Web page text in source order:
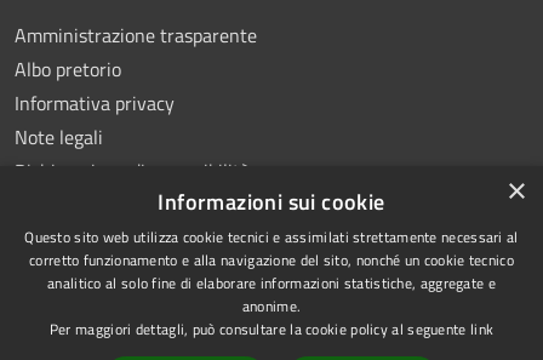
Amministrazione trasparente
Albo pretorio
Informativa privacy
Note legali
Dichiarazione di accessibilità
RSS
Accessibilità
Copyright © 2026 • Comune di
Ottaviano • Powered by
×
Informazioni sui cookie
Questo sito web utilizza cookie tecnici e assimilati strettamente necessari al
corretto funzionamento e alla navigazione del sito, nonché un cookie tecnico
analitico al solo fine di elaborare informazioni statistiche, aggregate e
anonime.
Per maggiori dettagli, può consultare la cookie policy al seguente link